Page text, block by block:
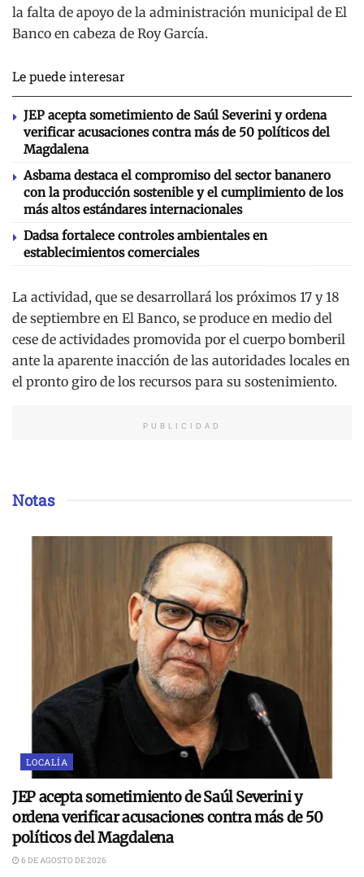
la falta de apoyo de la administración municipal de El
Banco en cabeza de Roy García.
Le puede interesar
JEP acepta sometimiento de Saúl Severini y ordena
verificar acusaciones contra más de 50 políticos del
Magdalena
Asbama destaca el compromiso del sector bananero
con la producción sostenible y el cumplimiento de los
más altos estándares internacionales
Dadsa fortalece controles ambientales en
establecimientos comerciales
La actividad, que se desarrollará los próximos 17 y 18
de septiembre en El Banco, se produce en medio del
cese de actividades promovida por el cuerpo bomberil
ante la aparente inacción de las autoridades locales en
el pronto giro de los recursos para su sostenimiento.
PUBLICIDAD
Notas
LOCALÍA
JEP acepta sometimiento de Saúl Severini y
ordena verificar acusaciones contra más de 50
políticos del Magdalena
6 DE AGOSTO DE 2026